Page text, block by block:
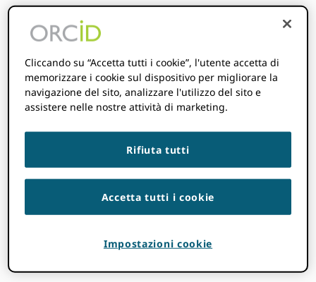
Questo evento è passato.
Serie di eventi:Sono un membro, e adesso?
Ottobre 30, 2024@9: 00 am-10: 00 am
Cliccando su “Accetta tutti i cookie”, l'utente accetta di
memorizzare i cookie sul dispositivo per migliorare la
navigazione del sito, analizzare l'utilizzo del sito e
assistere nelle nostre attività di marketing.
Rifiuta tutti
Accetta tutti i cookie
Impostazioni cookie